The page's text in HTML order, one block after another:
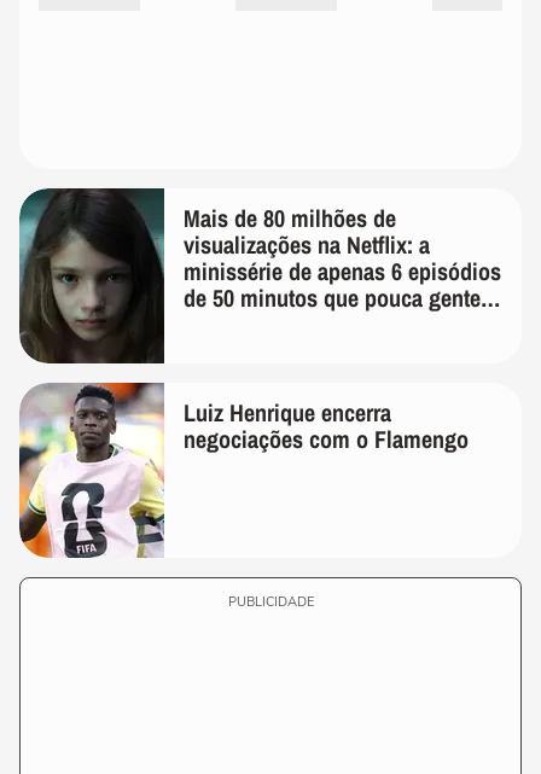
Mais de 80 milhões de
visualizações na Netflix: a
minissérie de apenas 6 episódios
de 50 minutos que pouca gente
Luiz Henrique encerra
negociações com o Flamengo
PUBLICIDADE